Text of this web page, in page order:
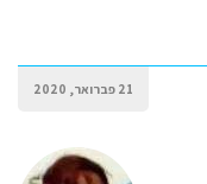
21 פברואר, 2020